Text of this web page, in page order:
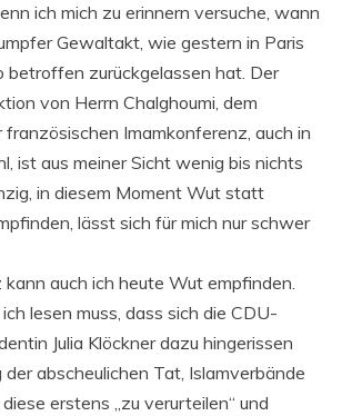
ich mich zu erinnern versuche, wann
Gewaltakt, wie gestern in Paris
betroffen zurückgelassen hat. Der
von Herrn Chalghoumi, dem
Imamkonferenz, auch in
ist aus meiner Sicht wenig bis nichts
in diesem Moment Wut statt
lässt sich für mich nur schwer
auch ich heute Wut empfinden.
lesen muss, dass sich die CDU-
Julia Klöckner dazu hingerissen
abscheulichen Tat, Islamverbände
erstens „zu verurteilen“ und